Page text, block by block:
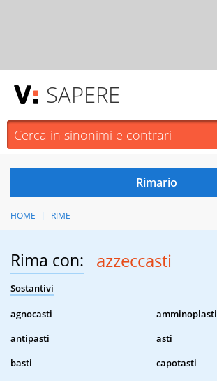
SAPERE
HOME RIME
Rima con: azzeccasti
Sostantivi
agnocasti
amminoplasti
antipasti
asti
basti
capotasti